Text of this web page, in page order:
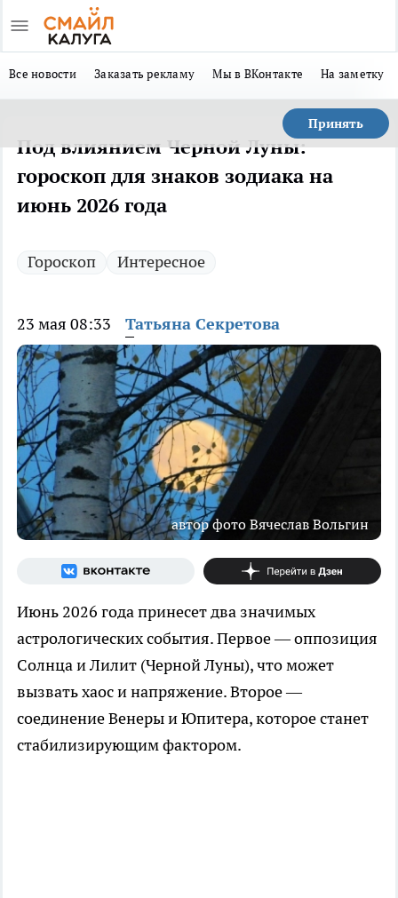
Все новости Заказать рекламу Мы в ВКонтакте На заметку
Принять
Под влиянием Черной Луны:
гороскоп для знаков зодиака на
июнь 2026 года
Гороскоп Интересное
23 мая 08:33 Татьяна Секретова
автор фото Вячеслав Вольгин
Июнь 2026 года принесет два значимых
астрологических события. Первое — оппозиция
Солнца и Лилит (Черной Луны), что может
вызвать хаос и напряжение. Второе —
соединение Венеры и Юпитера, которое станет
стабилизирующим фактором.